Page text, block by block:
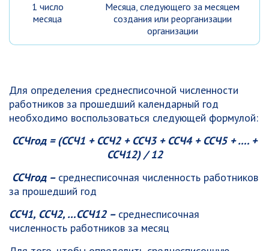
1 число
месяца
Месяца, следующего за месяцем
создания или реорганизации
организации
Для определения среднесписочной численности
работников за прошедший календарный год
необходимо воспользоваться следующей формулой:
ССЧгод = (ССЧ1 + ССЧ2 + ССЧ3 + ССЧ4 + ССЧ5 + …. +
ССЧ12) / 12
ССЧгод – среднесписочная численность работников
за прошедший год
ССЧ1, ССЧ2, …ССЧ12 – среднесписочная
численность работников за месяц